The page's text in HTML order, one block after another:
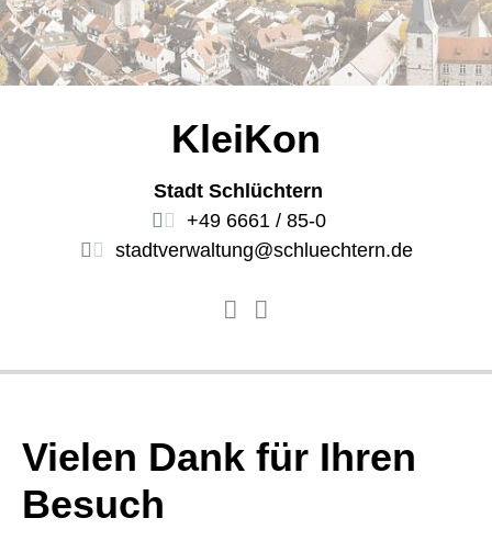
KleiKon
Stadt Schlüchtern
+49 6661 / 85-0
stadtverwaltung@schluechtern.de
Vielen Dank für Ihren
Besuch